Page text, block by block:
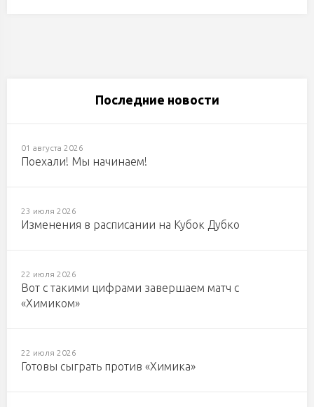
Последние новости
01 августа 2026
Поехали! Мы начинаем!
23 июля 2026
Изменения в расписании на Кубок Дубко
22 июля 2026
Вот с такими цифрами завершаем матч с
«Химиком»
22 июля 2026
Готовы сыграть против «Химика»